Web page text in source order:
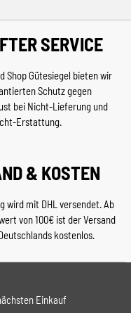
SERVICE
Shop Gütesiegel bieten wir
Schutz gegen
bei Nicht-Lieferung und
Erstattung.
& KOSTEN
wird mit DHL versendet. Ab
von 100€ ist der Versand
kostenlos.
Einkauf